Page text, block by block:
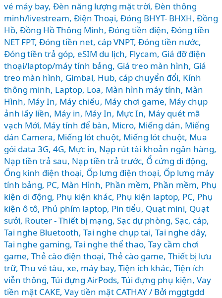
vé máy bay, Đèn năng lượng mặt trời, Đèn thông
minh/livestream, Điện Thoại, Đóng BHYT- BHXH, Đồng
Hồ, Đồng Hồ Thông Minh, Đóng tiền điện, Đóng tiền
NET FPT, Đóng tiền net, cáp VNPT, Đóng tiền nước,
Đóng tiền trả góp, eSIM du lịch, Flycam, Giá đỡ điện
thoại/laptop/máy tính bảng, Giá treo màn hình, Giá
treo màn hình, Gimbal, Hub, cáp chuyển đổi, Kính
thông minh, Laptop, Loa, Màn hình máy tính, Màn
Hình, Máy In, Máy chiếu, Máy chơi game, Máy chụp
ảnh lấy liền, Máy in, Máy In, Mực In, Máy quét mã
vạch Mới, Máy tính để bàn, Micro, Miếng dán, Miếng
dán Camera, Miếng lót chuột, Miếng lót chuột, Mua
gói data 3G, 4G, Mực in, Nạp rút tài khoản ngân hàng,
Nạp tiền trả sau, Nạp tiền trả trước, Ổ cứng di động,
Ống kinh điện thoại, Ốp lưng điện thoại, Ốp lưng máy
tính bảng, PC, Màn Hình, Phần mềm, Phần mềm, Phụ
kiện di động, Phụ kiện khác, Phụ kiện laptop, PC, Phụ
kiện ô tô, Phủ phím laptop, Pin tiểu, Quạt mini, Quạt
sưởi, Router - Thiết bị mạng, Sạc dự phòng, Sạc, cáp,
Tai nghe Bluetooth, Tai nghe chụp tai, Tai nghe dây,
Tai nghe gaming, Tai nghe thể thao, Tay cầm chơi
game, Thẻ cào điện thoại, Thẻ cào game, Thiết bị lưu
trữ, Thu vé tàu, xe, máy bay, Tiện ích khác, Tiện ích
viễn thông, Túi đựng AirPods, Túi đựng phụ kiện, Vay
tiền mặt CAKE, Vay tiền mặt CATHAY/ Bởi mggtgdd